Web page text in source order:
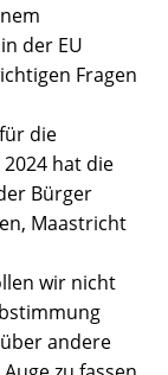
der EU
Fragen
die
hat die
Bürger
Maastricht
wir nicht
andere